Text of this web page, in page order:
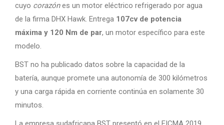
cuyo corazónes un motor eléctrico refrigerado por agua
de la firma DHX Hawk. Entrega 107cv de potencia
máxima y 120 Nm de par, un motor específico para este
modelo.
BST no ha publicado datos sobre la capacidad de la
batería, aunque promete una autonomía de 300 kilómetros
y una carga rápida en corriente continúa en solamente 30
minutos.